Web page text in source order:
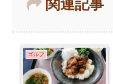
関連記事
ゴルフ